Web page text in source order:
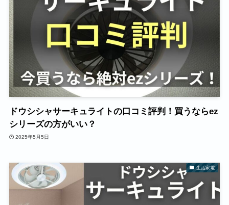
ドウシシャサーキュライトの口コミ評判！買うならez
シリーズの方がいい？
2025年5月5日
生活家電